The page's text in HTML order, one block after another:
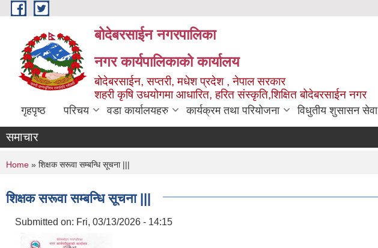
Skip to main content
बोदेबरसाईन नगरपालिका
नगर कार्यपालिकाको कार्यालय
बोदेबरसाईन, सप्तरी, मधेश प्रदेश , नेपाल सरकार
शहरी कृषि उधयोगमा आधारित, हरित संस्कृति,शिक्षित बोदेबरसाईन नगर
गृहपृष्ठ परिचय वडा कार्यालयहरु कार्यक्रम तथा परियोजना विधुतीय शुसासन सेवा
समाचार
You are here
Home » शिक्षक सरूवा सम्बन्धि सूचना |||
शिक्षक सरूवा सम्बन्धि सूचना |||
Submitted on: Fri, 03/13/2026 - 14:15